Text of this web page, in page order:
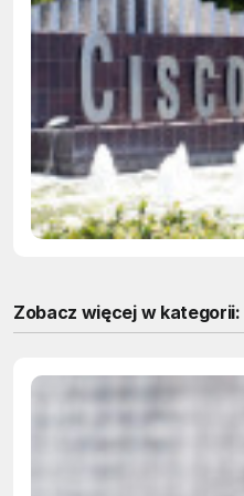
Zobacz więcej w kategorii: